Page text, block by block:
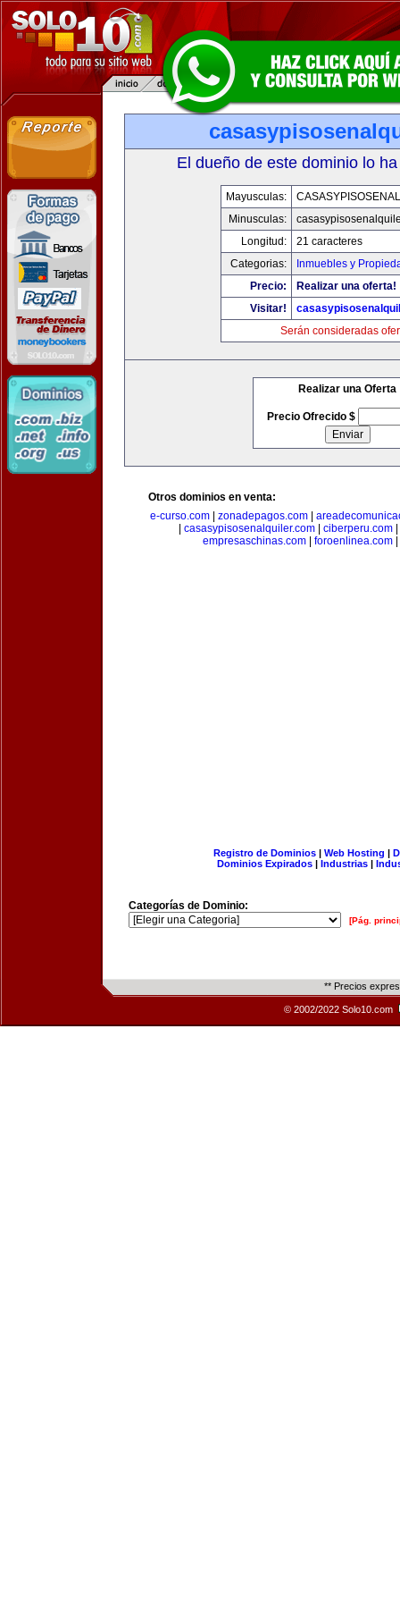
El dueño de este dominio lo
Mayusculas:
Minusculas:
Longitud:
21 caracteres
Categorias:
Inmuebles y
Precio:
Realizar una oferta!
Visitar!
Serán consideradas
Realizar una Oferta
Precio Ofrecido $
Otros dominios en venta:
e-curso.com| zonadepagos.com|
casasypisosenalquiler.com ciberperu.com
empresaschinas.com| foroenlinea.com|
Registro de Dominios| Web Hosting |
Dominios Expirados | Industrias |
Categorías de Dominio:
[Pág.
** Precios
© 2002/2022 Solo10.com